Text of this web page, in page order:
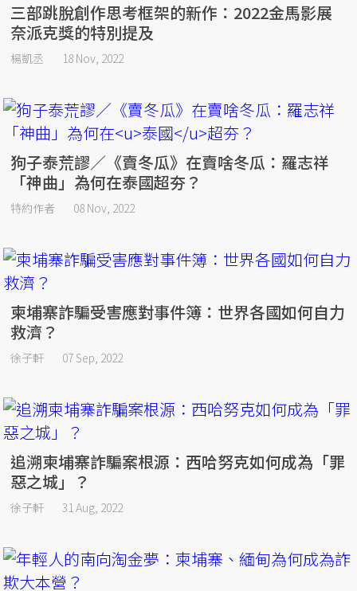
三部跳脫創作思考框架的新作：2022金馬影展
奈派克獎的特別提及
楊凱丞 18 Nov, 2022
狗子泰荒謬／《賣冬瓜》在賣啥冬瓜：羅志祥
「神曲」為何在泰國超夯？
特約作者 08 Nov, 2022
柬埔寨詐騙受害應對事件簿：世界各國如何自力
救濟？
徐子軒 07 Sep, 2022
追溯柬埔寨詐騙案根源：西哈努克如何成為「罪
惡之城」？
徐子軒 31 Aug, 2022